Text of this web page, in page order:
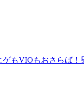
ゲもVIOもおさらば